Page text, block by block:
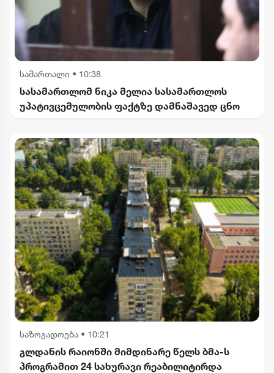
სამართალი • 10:38
სასამართლომ ნიკა მელია სასამართლოს
უპატივცემულობის ფაქტზე დამნაშავედ ცნო
საზოგადოება • 10:21
გლდანის რაიონში მიმდინარე წელს ბმა-ს
პროგრამით 24 სახურავი რეაბილიტირდა